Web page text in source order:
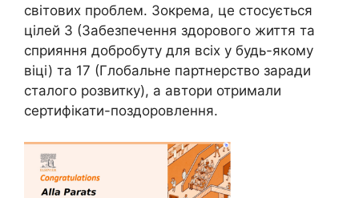
світових проблем. Зокрема, це стосується
цілей 3 (Забезпечення здорового життя та
сприяння добробуту для всіх у будь-якому
віці) та 17 (Глобальне партнерство заради
сталого розвитку), а автори отримали
сертифікати-поздоровлення.